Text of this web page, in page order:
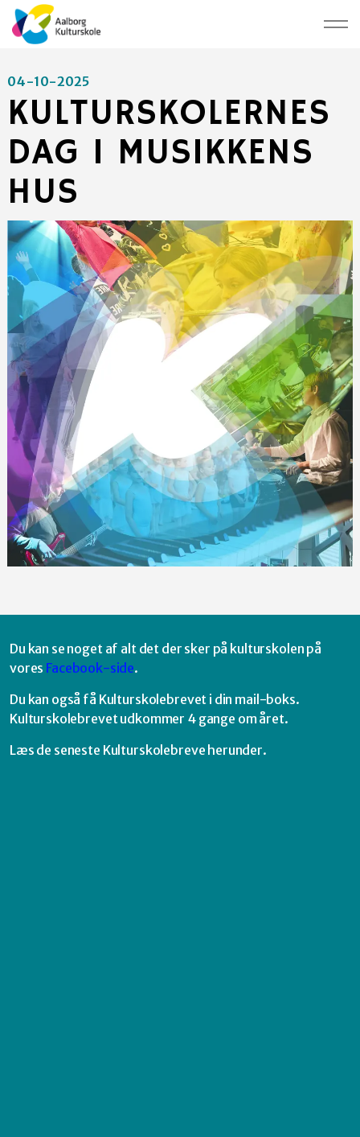
04-10-2025
KULTURSKOLERNES
DAG I MUSIKKENS
HUS
Du kan se noget af alt det der sker på kulturskolen på
vores Facebook-side.
Du kan også få Kulturskolebrevet i din mail-boks.
Kulturskolebrevet udkommer 4 gange om året.
Læs de seneste Kulturskolebreve herunder.